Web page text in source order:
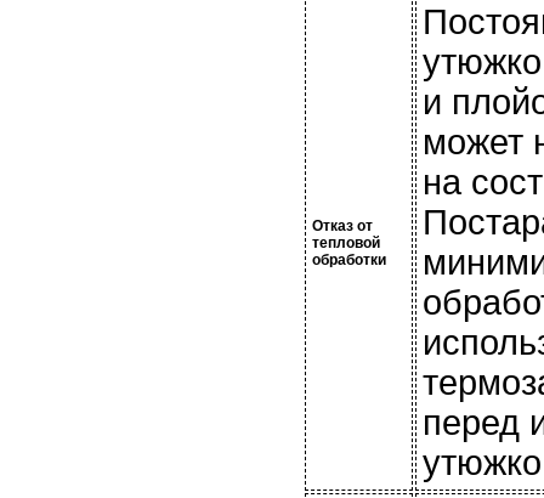
Отказ от
тепловой
обработки
и
может
на
перед